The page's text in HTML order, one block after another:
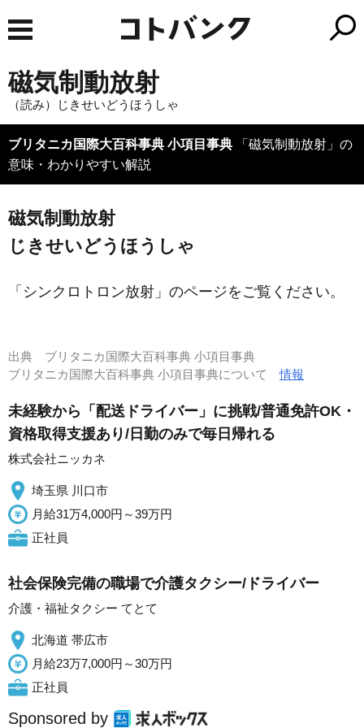
磁気制動放射
（読み）じきせいどうほうしゃ
ブリタニカ国際大百科事典 小項目事典 「磁気制動放射」の
意味・わかりやすい解説
磁気制動放射
じきせいどうほうしゃ
「シンクロトロン放射」のページをご覧ください。
出典 ブリタニカ国際大百科事典 小項目事典
ブリタニカ国際大百科事典 小項目事典について情報
未経験から「配送ドライバー」に挑戦/普通免許OK・
資格取得支援あり/日勤のみで毎日帰れる
株式会社ニッカネ
埼玉県 川口市
月給31万4,000円～39万円
正社員
社会保険完備の職場で介護タクシー/ドライバー
介護・福祉タクシー てとて
北海道 帯広市
月給23万7,000円～30万円
正社員
Sponsored by